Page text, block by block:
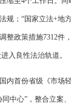
；“国家立法+地
政策措施7312件
入良性法治轨道。
首份省级《市场
中心”，整合立案